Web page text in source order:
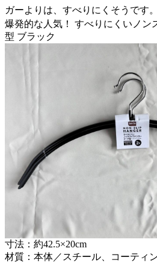
ガーよりは、すべりにくそうです。
爆発的な人気！ すべりにくいノン
型 ブラック
寸法：約42.5×20cm
材質：本体／スチール、コーティ